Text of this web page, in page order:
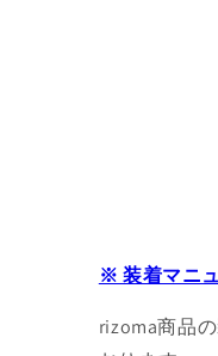
※ 装着マニ
rizoma商品